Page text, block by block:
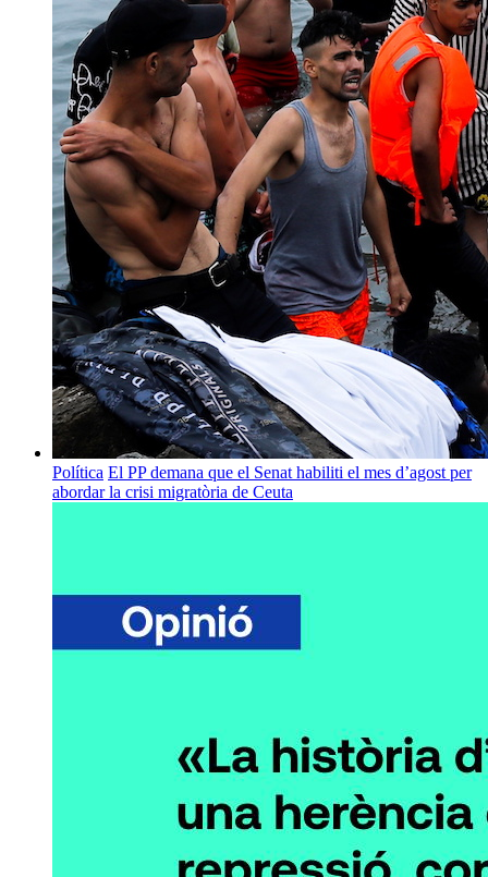
Política El PP demana que el Senat habiliti el mes d’agost per
abordar la crisi migratòria de Ceuta